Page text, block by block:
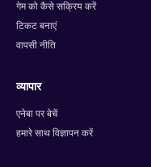
गेम को कैसे सक्रिय करें
टिकट बनाएं
वापसी नीति
व्यापार
एनेबा पर बेचें
हमारे साथ विज्ञापन करें